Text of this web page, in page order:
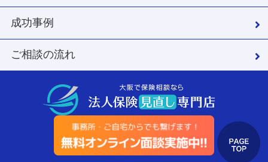
成功事例
ご相談の流れ